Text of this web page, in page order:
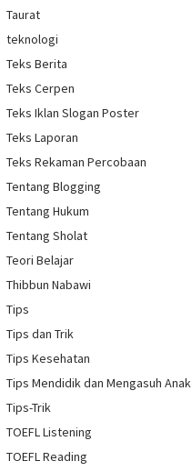
Taurat
teknologi
Teks Berita
Teks Cerpen
Teks Iklan Slogan Poster
Teks Laporan
Teks Rekaman Percobaan
Tentang Blogging
Tentang Hukum
Tentang Sholat
Teori Belajar
Thibbun Nabawi
Tips
Tips dan Trik
Tips Kesehatan
Tips Mendidik dan Mengasuh Anak
Tips-Trik
TOEFL Listening
TOEFL Reading